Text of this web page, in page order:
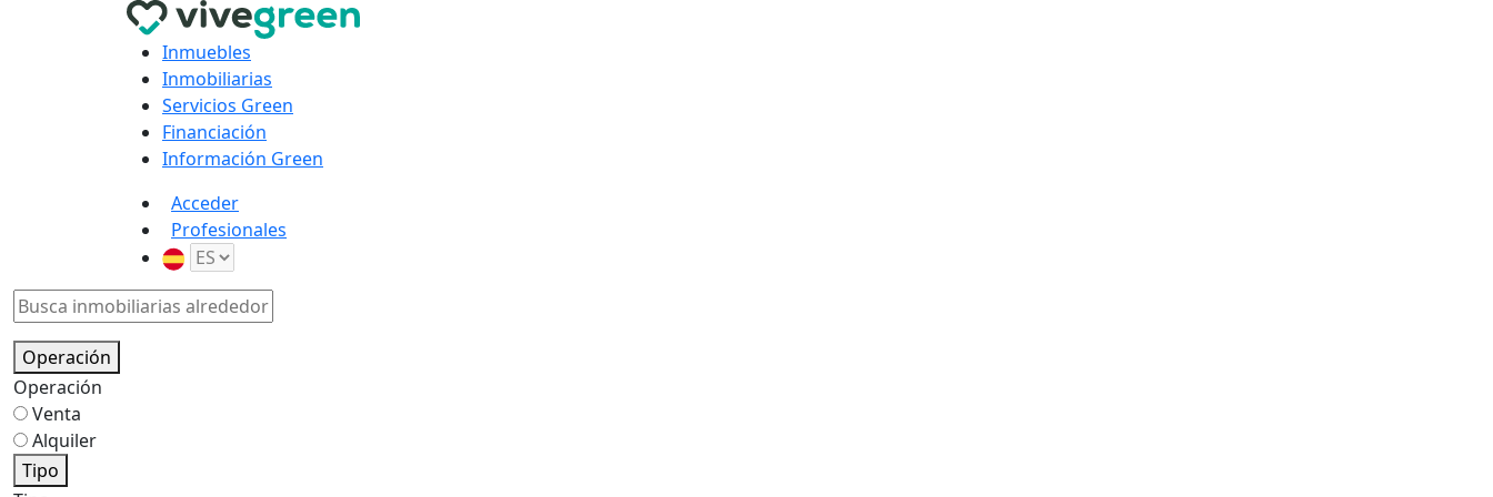
Inmuebles
Inmobiliarias
Servicios Green
Financiación
Información Green
Acceder
Profesionales
Operación
Operación
Venta
Alquiler
Tipo